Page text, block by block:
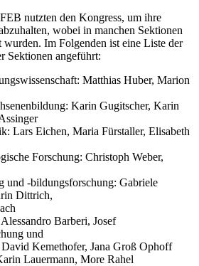
nutzten den Kongress, um ihre
wobei in manchen Sektionen
wurden. Im Folgenden ist eine Liste der
Sektionen angeführt:
Matthias Huber, Marion
Karin Gugitscher, Karin
Lars Eichen, Maria Fürstaller, Elisabeth
Forschung: Christoph Weber,
und -bildungsforschung: Gabriele
Dittrich,
Barberi, Josef
und
Kemethofer, Jana Groß Ophoff
Lauermann, More Rahel